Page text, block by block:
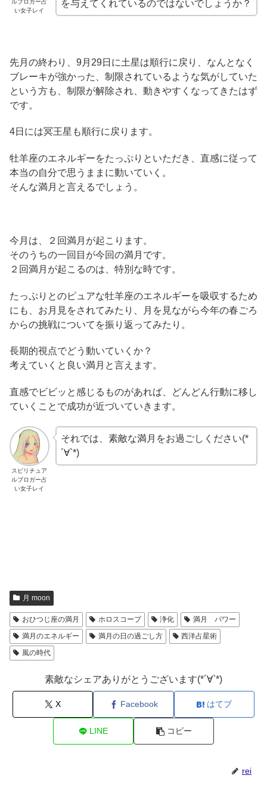
い女子レイ
を与えてくれているのではないでしょうか？
先月の終わり、9月29日に土星は順行に戻り、なんとなく
ブレーキが強かった、制限されているような気がしていた
という方も、制限が解除され、動きやすくなってきたはず
です。
4日には冥王星も順行に戻ります。
牡羊座のエネルギーをたっぷりといただき、直感に従って
本当の自分で思うままに動いていく。
そんな満月と言えるでしょう。
今月は、２回満月が起こります。
そのうちの一回目が今回の満月です。
２回満月が起こるのは、特別な時です。
たっぷりとのピュアな牡羊座のエネルギーを吸収するため
にも、お月見をされてみたり、月を見ながら今年の春ごろ
からの挑戦についてを振り返ってみたり。
長期的視点でどう動いていくか？
考えていくと良い満月と言えます。
直感でビビッと感じるものがあれば、どんどん行動に移し
ていくことで成功が近づいていきます。
スピリチュア
ルブロガー占
い女子レイ
それでは、素敵な満月をお過ごしください(*
´∀`*)
月 moon
おひつじ座の満月 ホロスコープ 浄化
満月 パワー
満月のエネルギー
満月の日の過ごし方
西洋占星術
風の時代
素敵なシェアありがとうございます(*´∀`*)
X Facebook はてブ
LINE コピー
rei